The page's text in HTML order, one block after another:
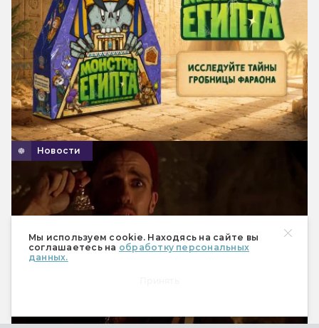
Мы используем cookie. Находясь на сайте вы
соглашаетесь на обработку персональных
данных.
Новости